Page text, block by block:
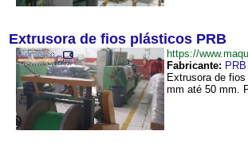
Extrusora de fios plásticos PRB
https://
Fabricante: PRB
Extrusora de
mm até 50 mm.